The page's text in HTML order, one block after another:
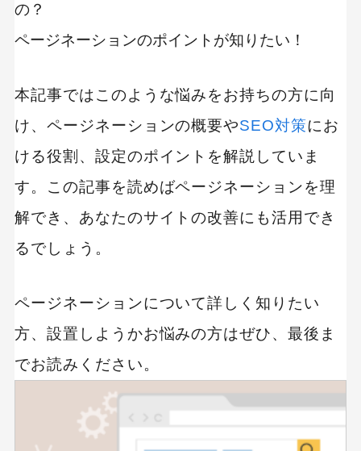
の？
ページネーションのポイントが知りたい！
本記事ではこのような悩みをお持ちの方に向
け、ページネーションの概要やSEO対策にお
ける役割、設定のポイントを解説していま
す。この記事を読めばページネーションを理
解でき、あなたのサイトの改善にも活用でき
るでしょう。
ページネーションについて詳しく知りたい
方、設置しようかお悩みの方はぜひ、最後ま
でお読みください。